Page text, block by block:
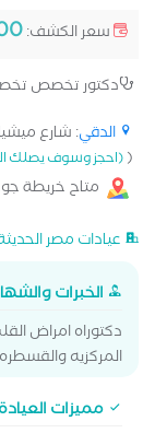
سعر الكشف:
دكتور تخصص
الدقي: شارع
((احجز وسوف يصلك
متاح خريطة
عيادات مصر
الخبرات
دكتوراه امراض
المركزيه
مميزات العيادة